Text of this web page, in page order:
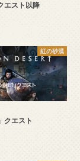
エスト以降
紅の砂漠
クエスト